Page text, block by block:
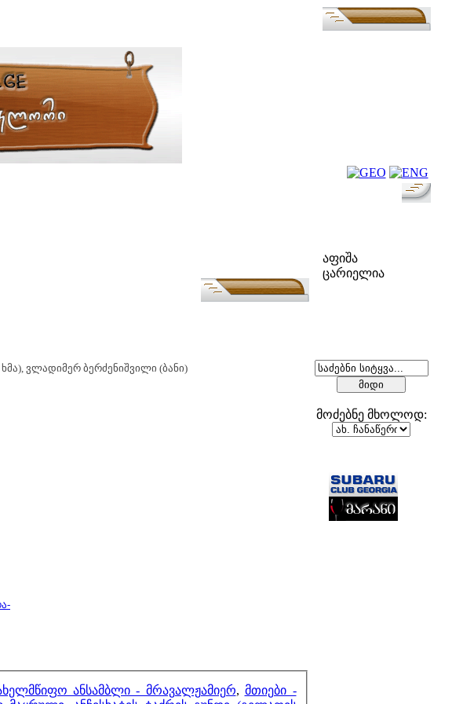
ვლადიმერ ბერძენიშვილი (ბანი)
ანსამბლი - მრავალჟამიერ, მთიები -
აფიშა
ცარიელია
მოძებნე მხოლოდ: